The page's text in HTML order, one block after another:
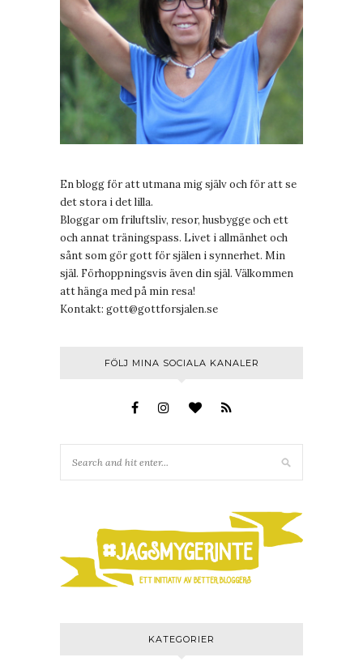
En blogg för att utmana mig själv och för att se
det stora i det lilla.
Bloggar om friluftsliv, resor, husbygge och ett
och annat träningspass. Livet i allmänhet och
sånt som gör gott för själen i synnerhet. Min
själ. Förhoppningsvis även din själ. Välkommen
att hänga med på min resa!
Kontakt: gott@gottforsjalen.se
FÖLJ MINA SOCIALA KANALER
KATEGORIER